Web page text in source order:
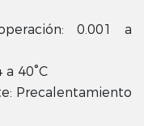
0.001 a
40°C
Precalentamiento